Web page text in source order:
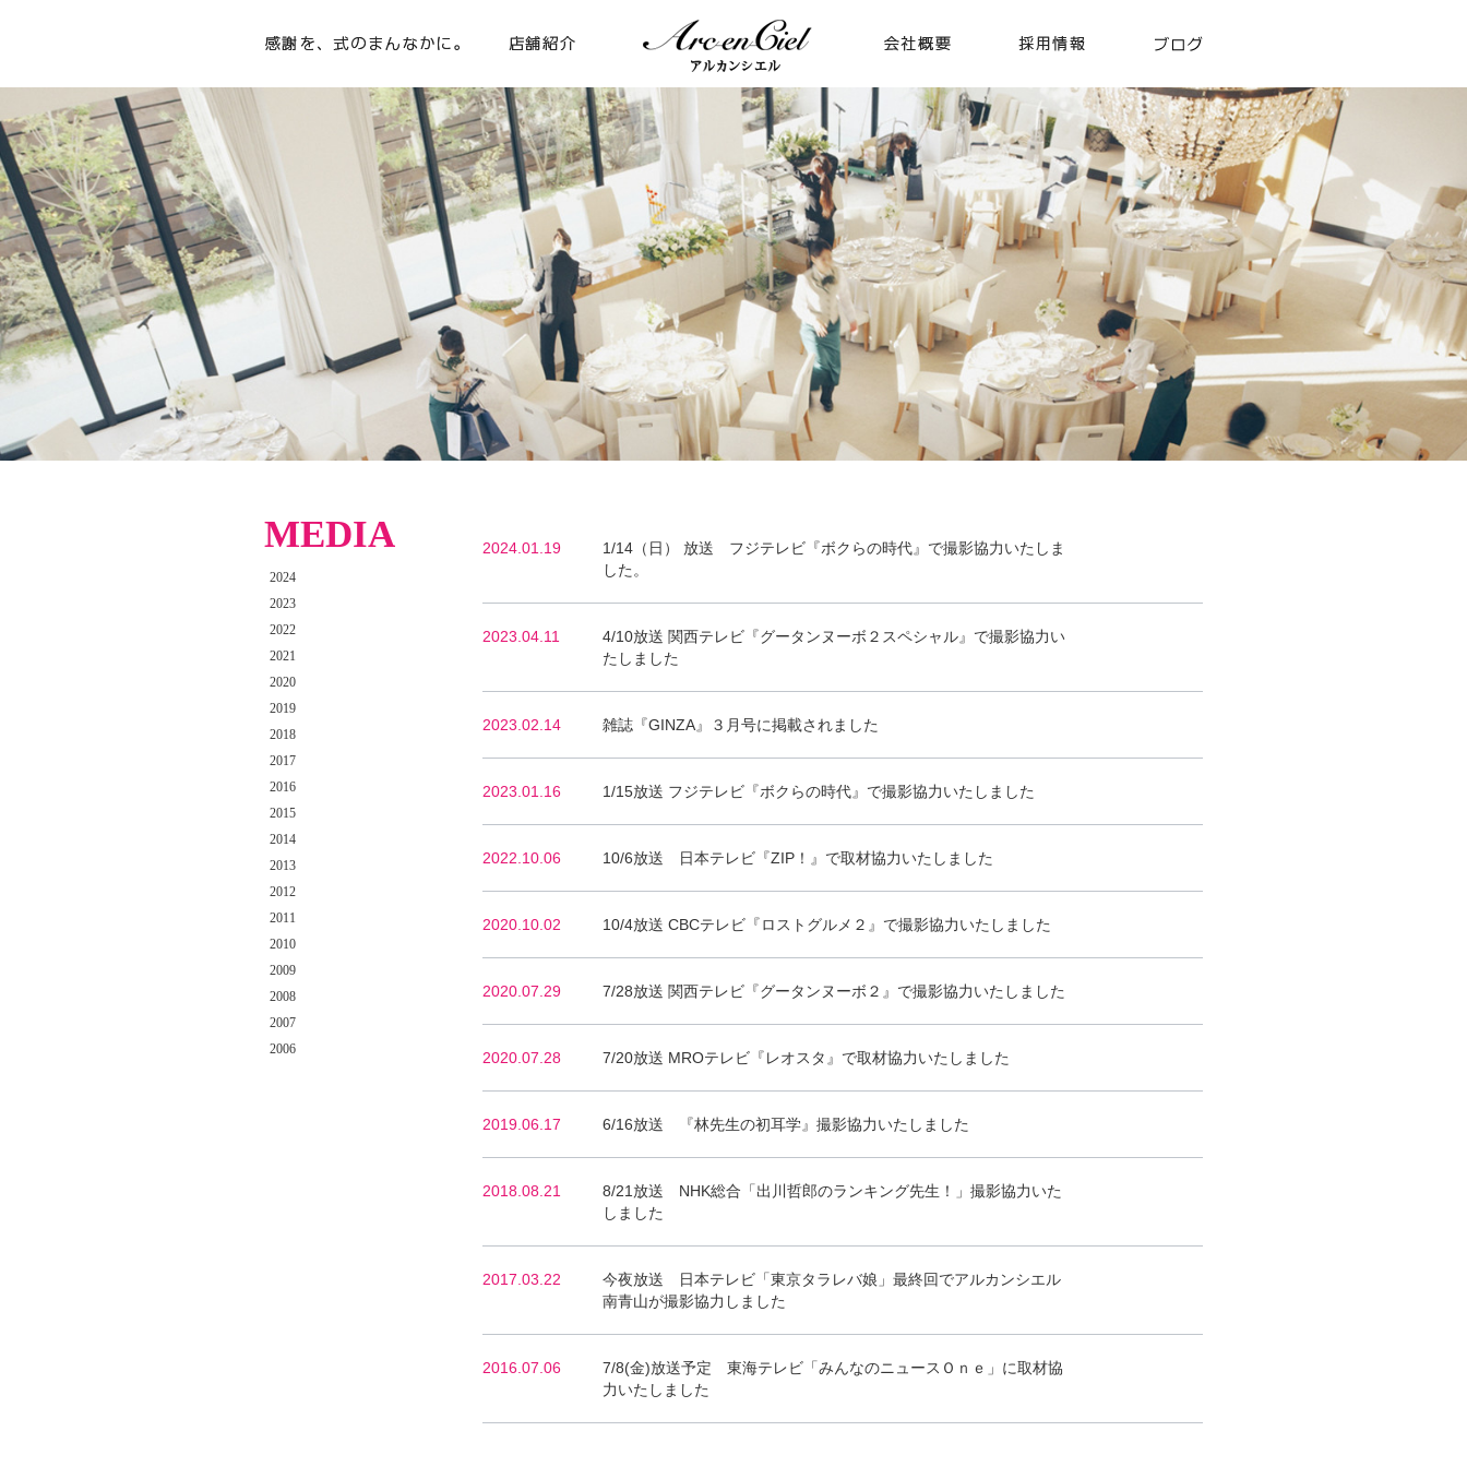
MEDIA
2024
2023
2022
2021
2020
2019
2018
2017
2016
2015
2014
2013
2012
2011
2010
2009
2008
2007
2006
2024.01.19
1/14（日） 放送 フジテレビ『ボクらの時代』で撮影協力いたしま
した。
2023.04.11
4/10放送 関西テレビ『グータンヌーボ２スペシャル』で撮影協力い
たしました
2023.02.14 雑誌『GINZA』３月号に掲載されました
2023.01.16 1/15放送 フジテレビ『ボクらの時代』で撮影協力いたしました
2022.10.06 10/6放送 日本テレビ『ZIP！』で取材協力いたしました
2020.10.02 10/4放送 CBCテレビ『ロストグルメ２』で撮影協力いたしました
2020.07.29 7/28放送 関西テレビ『グータンヌーボ２』で撮影協力いたしました
2020.07.28 7/20放送 MROテレビ『レオスタ』で取材協力いたしました
2019.06.17 6/16放送 『林先生の初耳学』撮影協力いたしました
2018.08.21
8/21放送 NHK総合「出川哲郎のランキング先生！」撮影協力いた
しました
2017.03.22
今夜放送 日本テレビ「東京タラレバ娘」最終回でアルカンシエル
南青山が撮影協力しました
2016.07.06
7/8(金)放送予定 東海テレビ「みんなのニュースＯｎｅ」に取材協
力いたしました